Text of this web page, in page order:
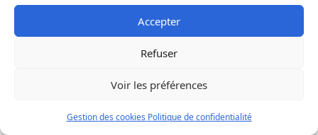
Accepter
Refuser
Voir les préférences
Gestion des cookies Politique de confidentialité